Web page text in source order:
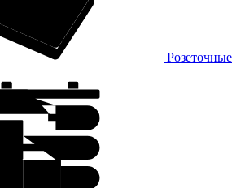
Розеточные